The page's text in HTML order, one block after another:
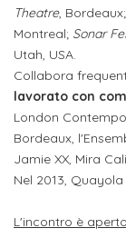
CULTURA
BGBS2023
DI
COLLABORAZIONE
Istituzioni
Arti
Visive
e
Umanesimo
Tecnologico
DI
Servizio
di
stampa
Biblioteca
Alloggi
Modulistica
gli
Istituti
Superiori
INCONTRIAMOCI
TUTTA
ITALIA
e
Theatre, Bordeaux;
Montreal; Sonar
Utah, USA.
Collabora
lavorato con
London
Bordeaux,
Jamie XX, Mira
Nel 2013,
L'incontro è